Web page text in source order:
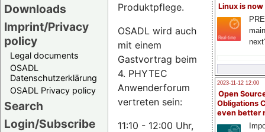
Downloads
Imprint/Privacy
policy
Legal documents
OSADL
Datenschutzerklärung
OSADL Privacy policy
Search
Login/Subscribe
Linux is now
2023-11-12 12:00
Open
Obligations
even better
Produktpflege.
OSADL wird auch
mit einem
Gastvortrag beim
4. PHYTEC
Anwenderforum
vertreten sein:
11:10 - 12:00 Uhr,